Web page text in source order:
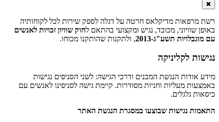
✖
רשת מרפאות מדיקלאס חרטה על דגלה לספק שירות לכל לקוחותיה
באופן שוויוני, מכובד, נגיש ומקצועי בהתאם לחוק שוויון זכויות לאנשים
עם מוגבלויות תשע"ג-2013
, ולתקנות שהותקנו מכוחו.
נגישות לקליניקה
מידע אודות הנגשת המבנים ודרכי הגישה: לשני הסניפים נגישות
באמצעות מעליות וחניות מסודרות. קיימת גישה לסניפינו לאנשים עם
כיסאות גלגלים.
התאמות נגישות שבוצעו במסגרת הנגשת האתר